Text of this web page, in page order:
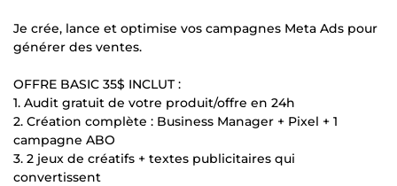
Je crée, lance et optimise vos campagnes Meta Ads pour
générer des ventes.
OFFRE BASIC 35$ INCLUT :
1. Audit gratuit de votre produit/offre en 24h
2. Création complète : Business Manager + Pixel + 1
campagne ABO
3. 2 jeux de créatifs + textes publicitaires qui
convertissent